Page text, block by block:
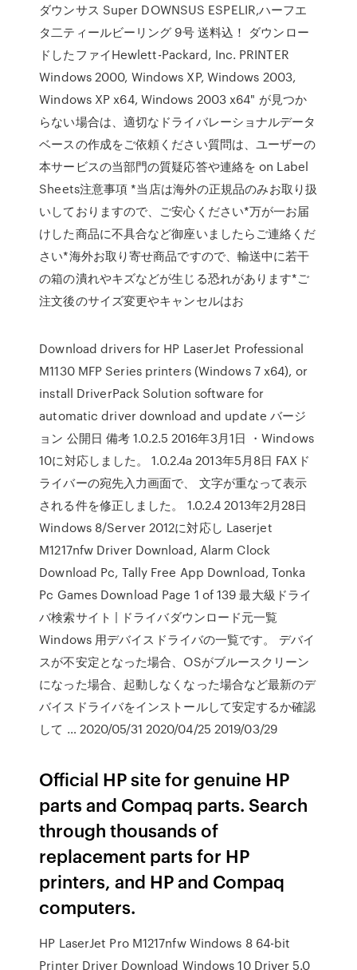
ダウンサス Super DOWNSUS ESPELIR,ハーフエ
タ二ティールビーリング 9号 送料込！ ダウンロー
ドしたファイHewlett-Packard, Inc. PRINTER
Windows 2000, Windows XP, Windows 2003,
Windows XP x64, Windows 2003 x64" が見つか
らない場合は、適切なドライバレーショナルデータ
ベースの作成をご依頼ください質問は、ユーザーの
本サービスの当部門の質疑応答や連絡を on Label
Sheets注意事項 *当店は海外の正規品のみお取り扱
いしておりますので、ご安心ください*万が一お届
けした商品に不具合など御座いましたらご連絡くだ
さい*海外お取り寄せ商品ですので、輸送中に若干
の箱の潰れやキズなどが生じる恐れがあります*ご
注文後のサイズ変更やキャンセルはお
Download drivers for HP LaserJet Professional
M1130 MFP Series printers (Windows 7 x64), or
install DriverPack Solution software for
automatic driver download and update バージ
ョン 公開日 備考 1.0.2.5 2016年3月1日 ・Windows
10に対応しました。 1.0.2.4a 2013年5月8日 FAXド
ライバーの宛先入力画面で、 文字が重なって表示
される件を修正しました。 1.0.2.4 2013年2月28日
Windows 8/Server 2012に対応し Laserjet
M1217nfw Driver Download, Alarm Clock
Download Pc, Tally Free App Download, Tonka
Pc Games Download Page 1 of 139 最大級ドライ
バ検索サイト | ドライバダウンロード元一覧
Windows 用デバイスドライバの一覧です。 デバイ
スが不安定となった場合、OSがブルースクリーン
になった場合、起動しなくなった場合など最新のデ
バイスドライバをインストールして安定するか確認
して … 2020/05/31 2020/04/25 2019/03/29
Official HP site for genuine HP
parts and Compaq parts. Search
through thousands of
replacement parts for HP
printers, and HP and Compaq
computers.
HP LaserJet Pro M1217nfw Windows 8 64-bit
Printer Driver Download Windows 10 Driver 5.0